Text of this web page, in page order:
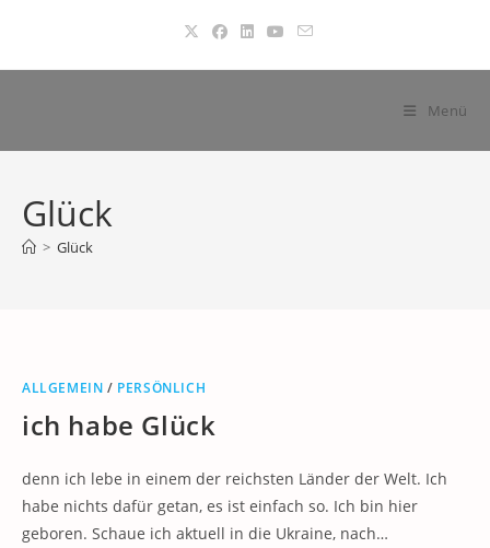
springen
Menü
Glück
> Glück
ALLGEMEIN / PERSÖNLICH
ich habe Glück
denn ich lebe in einem der reichsten Länder der Welt. Ich
habe nichts dafür getan, es ist einfach so. Ich bin hier
geboren. Schaue ich aktuell in die Ukraine, nach…